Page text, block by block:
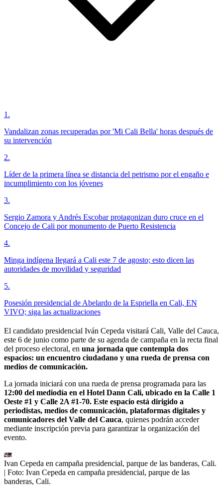
1 .
Vandalizan zonas recuperadas por 'Mi Cali Bella' horas después de
su intervención
2.
Líder de la primera línea se distancia del petrismo por el engaño e
incumplimiento con los jóvenes
3.
Sergio Zamora y Andrés Escobar protagonizan duro cruce en el
Concejo de Cali por monumento de Puerto Resistencia
4.
Minga indígena llegará a Cali este 7 de agosto; esto dicen las
autoridades de movilidad y seguridad
5.
Posesión presidencial de Abelardo de la Espriella en Cali, EN
VIVO; siga las actualizaciones
El candidato presidencial Iván Cepeda visitará Cali, Valle del Cauca,
este 6 de junio como parte de su agenda de campaña en la recta final
del proceso electoral, en una jornada que contempla dos
espacios: un encuentro ciudadano y una rueda de prensa con
medios de comunicación.
La jornada iniciará con una rueda de prensa programada para las
12:00 del mediodía en el Hotel Dann Cali, ubicado en la Calle 1
Oeste #1 y Calle 2A #1-70. Este espacio está dirigido a
periodistas, medios de comunicación, plataformas digitales y
comunicadores del Valle del Cauca, quienes podrán acceder
mediante inscripción previa para garantizar la organización del
evento.
Ivan Cepeda en campaña presidencial, parque de las banderas, Cali.
| Foto: Ivan Cepeda en campaña presidencial, parque de las
banderas, Cali.